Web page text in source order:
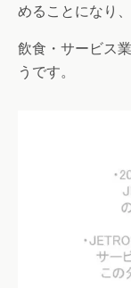
めることになり
飲食・サービス
うです。